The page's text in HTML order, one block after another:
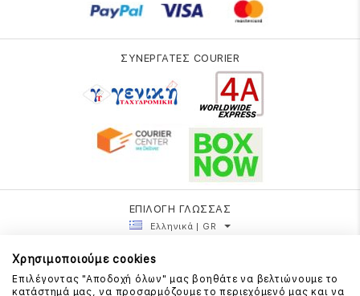
ΣΥΝΕΡΓΑΤΕΣ COURIER
ΕΠΙΛΟΓΗ ΓΛΩΣΣΑΣ
Ελληνικά | GR
Χρησιμοποιούμε cookies
Επιλέγοντας "Αποδοχή όλων" μας βοηθάτε να βελτιώνουμε το
κατάστημά μας, να προσαρμόζουμε το περιεχόμενό μας και να